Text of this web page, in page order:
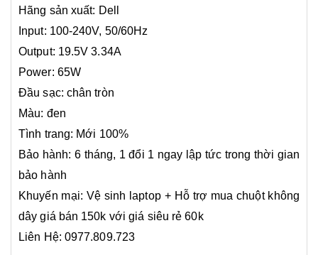
Hãng sản xuất: Dell
Input: 100-240V, 50/60Hz
Output: 19.5V 3.34A
Power: 65W
Đầu sạc: chân tròn
Màu: đen
Tình trang: Mới 100%
Bảo hành: 6 tháng, 1 đổi 1 ngay lập tức trong thời gian
bảo hành
Khuyến mại: Vệ sinh laptop + Hỗ trợ mua chuột không
dây giá bán 150k với giá siêu rẻ 60k
Liên Hệ: 0977.809.723